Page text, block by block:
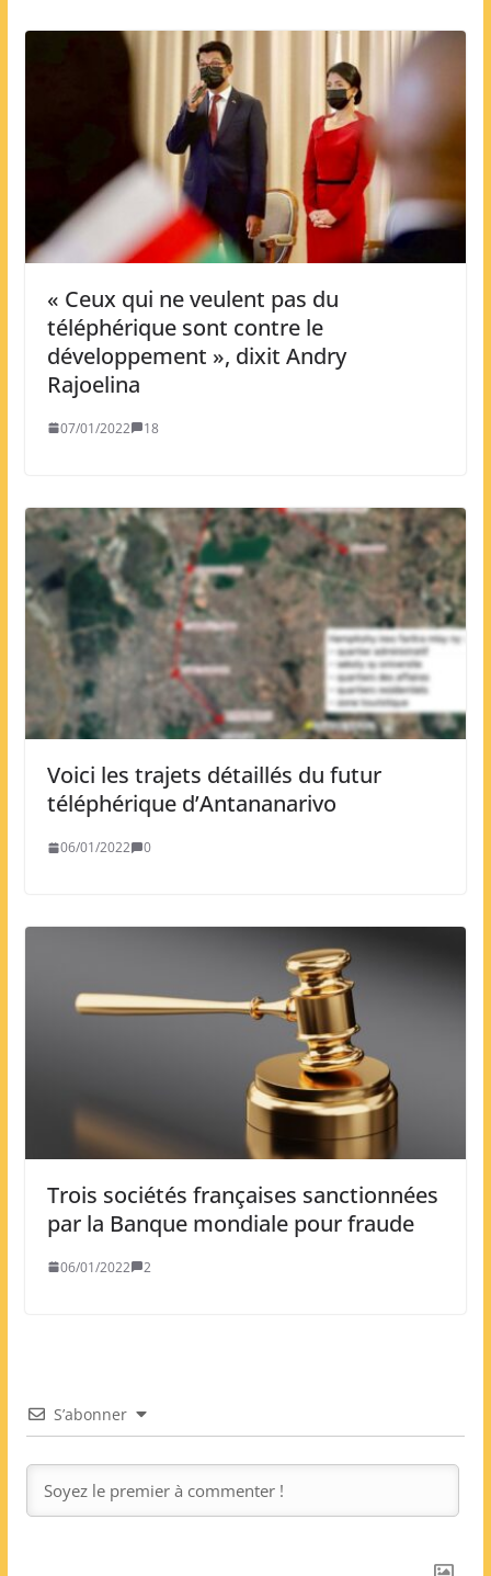
« Ceux qui ne veulent pas du
téléphérique sont contre le
développement », dixit Andry
Rajoelina
07/01/2022 18
Voici les trajets détaillés du futur
téléphérique d’Antananarivo
06/01/2022 0
Trois sociétés françaises sanctionnées
par la Banque mondiale pour fraude
06/01/2022 2
S’abonner